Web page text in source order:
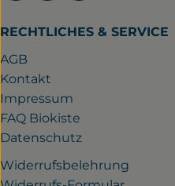
RECHTLICHES & SERVICE
AGB
Kontakt
Impressum
FAQ Biokiste
Datenschutz
Widerrufsbelehrung